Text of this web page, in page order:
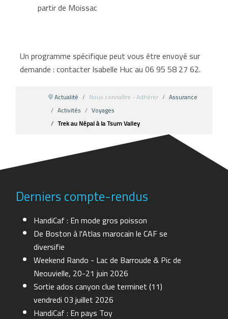
partir de Moissac
Un programme spécifique peut vous être envoyé sur
demande : contacter Isabelle Huc au 06 95 58 27 62.
Actualité Nous connaître - Adhérer
Assurance
Activités
Voyages
Trek au Népal à la Tsum Valley
Derniers compte-rendus
HandiCaf : En mode gros poisson
De Boston à l'Atlas marocain le CAF se
diversifie
Weekend Rando - Lac de Barroude & Pic de
Neouvielle, 20-21 juin 2026
Sortie ados canyon clue terminet (11)
vendredi 03 juillet 2026
HandiCaf : En pays Toy